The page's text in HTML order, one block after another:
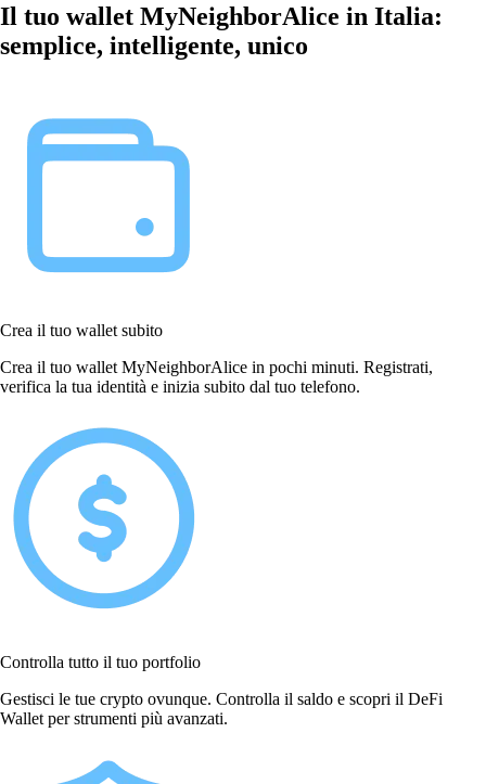
Il tuo wallet MyNeighborAlice in Italia:
semplice, intelligente, unico
Crea il tuo wallet subito
Crea il tuo wallet MyNeighborAlice in pochi minuti. Registrati,
verifica la tua identità e inizia subito dal tuo telefono.
Controlla tutto il tuo portfolio
Gestisci le tue crypto ovunque. Controlla il saldo e scopri il DeFi
Wallet per strumenti più avanzati.